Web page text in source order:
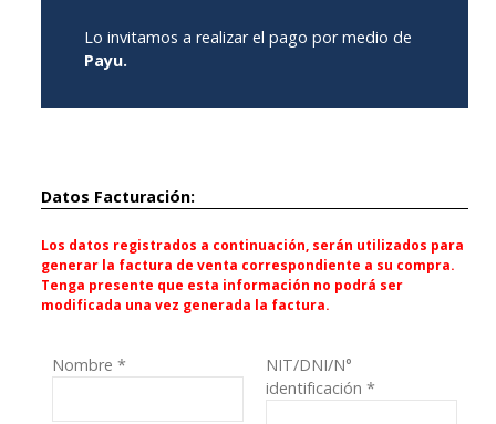
Lo invitamos a realizar el pago por medio de
Payu.
Datos Facturación:
Los datos registrados a continuación, serán utilizados para
generar la factura de venta correspondiente a su compra.
Tenga presente que esta información no podrá ser
modificada una vez generada la factura.
Nombre *
NIT/DNI/N°
identificación *